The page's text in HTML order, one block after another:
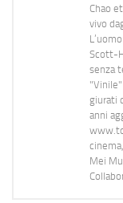
Chao
vivo
Scott-
senza
giurati
anni
Mei